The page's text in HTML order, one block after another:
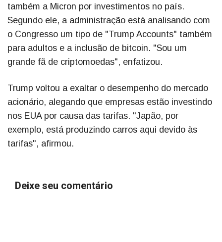
também a Micron por investimentos no país.
Segundo ele, a administração está analisando com
o Congresso um tipo de "Trump Accounts" também
para adultos e a inclusão de bitcoin. "Sou um
grande fã de criptomoedas", enfatizou.
Trump voltou a exaltar o desempenho do mercado
acionário, alegando que empresas estão investindo
nos EUA por causa das tarifas. "Japão, por
exemplo, está produzindo carros aqui devido às
tarifas", afirmou.
Deixe seu comentário